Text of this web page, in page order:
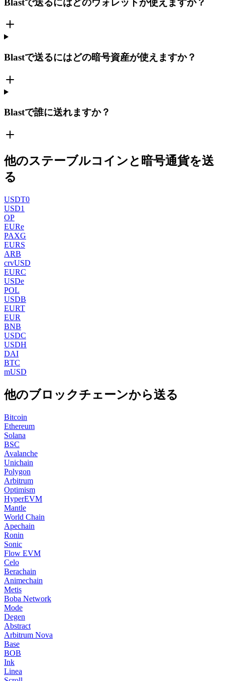
Blastで送るにはどの暗号資産が使えますか？
Blastで誰に送れますか？
他のステーブルコインと暗号通貨を送
る
USDT0
USD1
OP
EURe
PAXG
EURS
ARB
crvUSD
EURC
USDe
POL
USDB
EURT
EUR
BNB
USDC
USDH
DAI
BTC
mUSD
他のブロックチェーンから送る
Bitcoin
Ethereum
Solana
BSC
Avalanche
Unichain
Polygon
Arbitrum
Optimism
HyperEVM
Mantle
World Chain
Apechain
Ronin
Sonic
Flow EVM
Celo
Berachain
Animechain
Metis
Boba Network
Mode
Degen
Abstract
Arbitrum Nova
Base
BOB
Ink
Linea